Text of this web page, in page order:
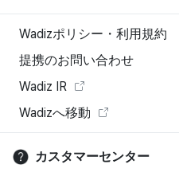
Wadizポリシー・利用規約
提携のお問い合わせ
Wadiz IR
Wadizへ移動
カスタマーセンター